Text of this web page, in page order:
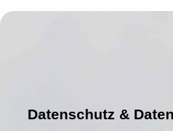
Datenschutz &